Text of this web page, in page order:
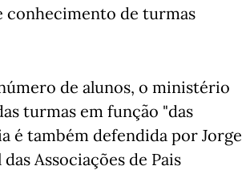
conhecimento de turmas
de alunos, o ministério
turmas em função "das
é também defendida por Jorge
Associações de Pais